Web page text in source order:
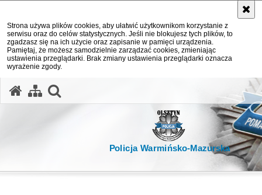
Strona używa plików cookies, aby ułatwić użytkownikom korzystanie z
serwisu oraz do celów statystycznych. Jeśli nie blokujesz tych plików, to
zgadzasz się na ich użycie oraz zapisanie w pamięci urządzenia.
Pamiętaj, że możesz samodzielnie zarządzać cookies, zmieniając
ustawienia przeglądarki. Brak zmiany ustawienia przeglądarki oznacza
wyrażenie zgody.
Policja Warmińsko-Mazurska